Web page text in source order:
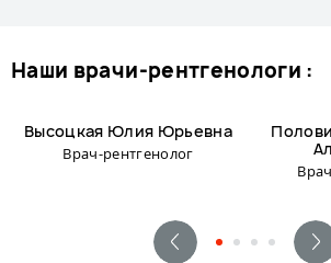
наши врачи-рентгенологи :
Высоцкая Юлия Юрьевна
Врач-рентгенолог